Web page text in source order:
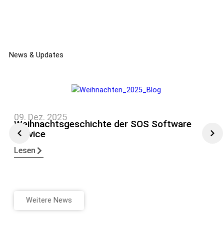
News & Updates
09. Dez. 2025
Weihnachtsgeschichte der SOS Software
Service
Lesen
Weitere News